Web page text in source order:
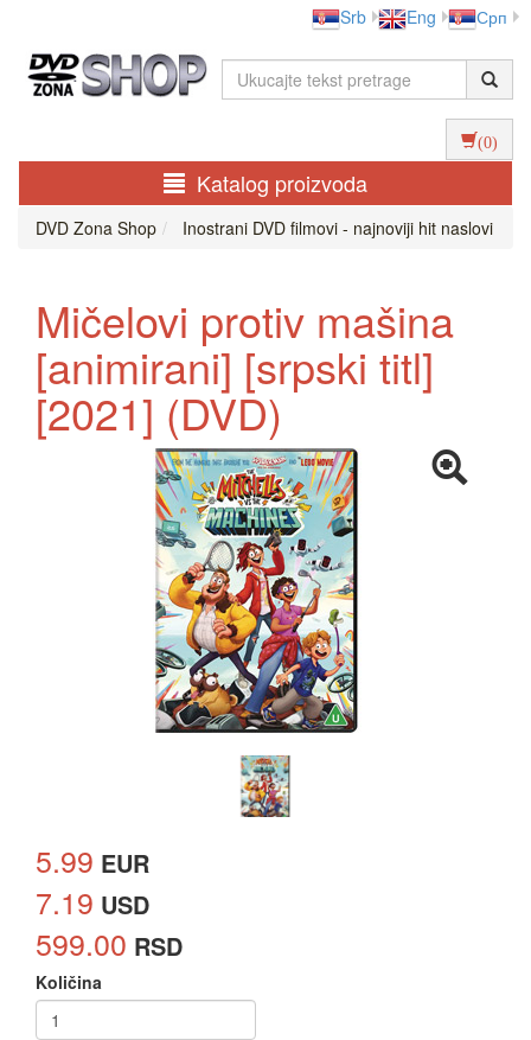
Srb Eng Срп
(0)
Katalog proizvoda
DVD Zona Shop Inostrani DVD filmovi - najnoviji hit naslovi
Mičelovi protiv mašina
[animirani] [srpski titl]
[2021] (DVD)
5.99 EUR
7.19 USD
599.00 RSD
Količina